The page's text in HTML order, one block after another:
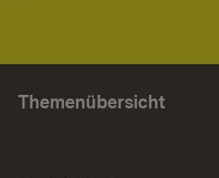
Themenübersicht